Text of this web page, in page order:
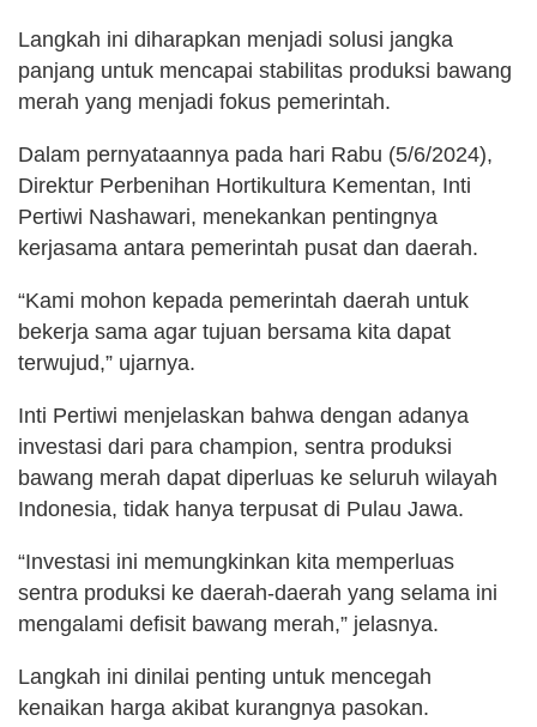
Langkah ini diharapkan menjadi solusi jangka
panjang untuk mencapai stabilitas produksi bawang
merah yang menjadi fokus pemerintah.
Dalam pernyataannya pada hari Rabu (5/6/2024),
Direktur Perbenihan Hortikultura Kementan, Inti
Pertiwi Nashawari, menekankan pentingnya
kerjasama antara pemerintah pusat dan daerah.
“Kami mohon kepada pemerintah daerah untuk
bekerja sama agar tujuan bersama kita dapat
terwujud,” ujarnya.
Inti Pertiwi menjelaskan bahwa dengan adanya
investasi dari para champion, sentra produksi
bawang merah dapat diperluas ke seluruh wilayah
Indonesia, tidak hanya terpusat di Pulau Jawa.
“Investasi ini memungkinkan kita memperluas
sentra produksi ke daerah-daerah yang selama ini
mengalami defisit bawang merah,” jelasnya.
Langkah ini dinilai penting untuk mencegah
kenaikan harga akibat kurangnya pasokan.